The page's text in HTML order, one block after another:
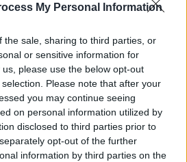
My Personal Information
the sale, sharing to third parties, or
or sensitive information for
please use the below opt-out
Please note that after your
you may continue seeing
on personal information utilized by
disclosed to third parties prior to
opt-out of the further
information by third parties on the
csütörtök
az autógumik is